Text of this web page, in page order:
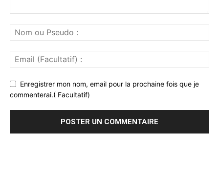
Enregistrer mon nom, email pour la prochaine fois que je
commenterai.( Facultatif)